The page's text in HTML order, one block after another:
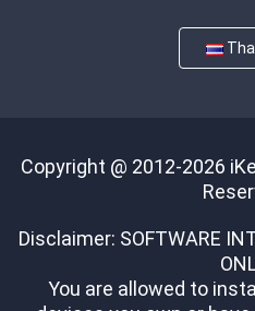
Copyright @ 2012-2026
Disclaimer: SOFTWARE
You are allowed to